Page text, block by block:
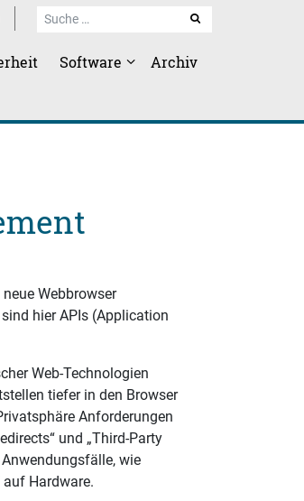
Software Archiv
Webbrowser
hier APIs (Application
Web-Technologien
tiefer in den Browser
Anforderungen
und „Third-Party
wie
Hardware.